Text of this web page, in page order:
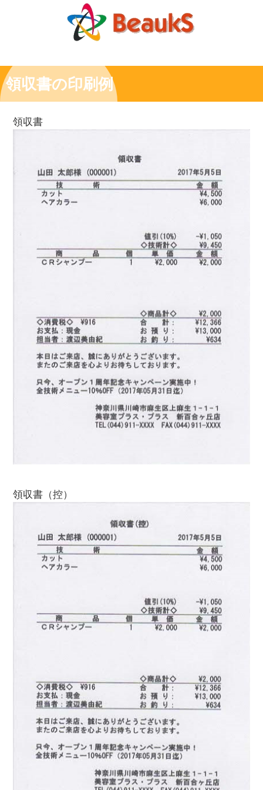
領収書の印刷例
領収書
領収書（控）